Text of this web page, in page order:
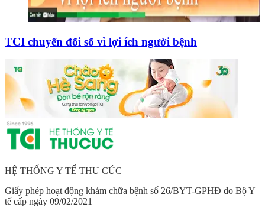
TCI chuyển đổi số vì lợi ích người bệnh
HỆ THỐNG Y TẾ THU CÚC
Giấy phép hoạt động khám chữa bệnh số 26/BYT-GPHĐ do Bộ Y
tế cấp ngày 09/02/2021